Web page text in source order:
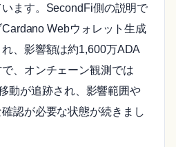
ます。SecondFi側の説明で
Webウォレット生成
、影響額は約1,600万ADA
、オンチェーン観測では
動が追跡され、影響範囲や
認が必要な状態が続きまし